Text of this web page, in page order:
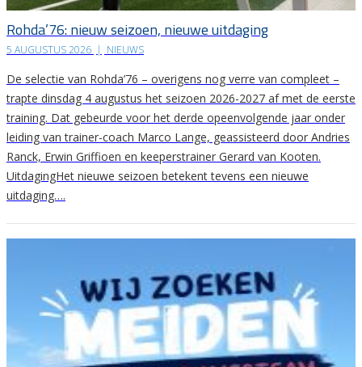
Rohda’76: nieuw seizoen, nieuwe uitdaging
5 AUGUSTUS 2026 | NIEUWS
De selectie van Rohda’76 – overigens nog verre van compleet –
trapte dinsdag 4 augustus het seizoen 2026-2027 af met de eerste
training. Dat gebeurde voor het derde opeenvolgende jaar onder
leiding van trainer-coach Marco Lange, geassisteerd door Andries
Ranck, Erwin Griffioen en keeperstrainer Gerard van Kooten.
UitdagingHet nieuwe seizoen betekent tevens een nieuwe
uitdaging….